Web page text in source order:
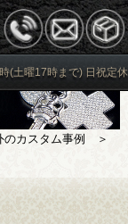
(土曜17時まで) 日祝定休
カスタム事例
＞